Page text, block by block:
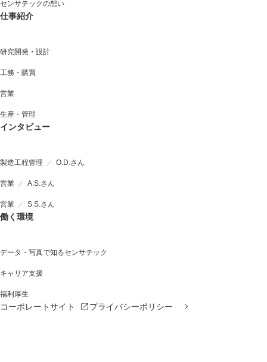
センサテックの想い
仕事紹介
研究開発・設計
工務・購買
営業
生産・管理
インタビュー
製造工程管理 O.D.さん
営業 A.S.さん
営業 S.S.さん
働く環境
データ・写真で知るセンサテック
キャリア支援
福利厚生
コーポレートサイト プライバシーポリシー